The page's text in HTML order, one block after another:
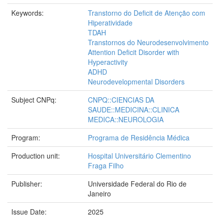
Keywords:
Transtorno do Deficit de Atenção com
Hiperatividade
TDAH
Transtornos do Neurodesenvolvimento
Attention Deficit Disorder with
Hyperactivity
ADHD
Neurodevelopmental Disorders
Subject CNPq:
CNPQ::CIENCIAS DA
SAUDE::MEDICINA::CLINICA
MEDICA::NEUROLOGIA
Program:
Programa de Residência Médica
Production unit:
Hospital Universitário Clementino
Fraga Filho
Publisher:
Universidade Federal do Rio de
Janeiro
Issue Date:
2025